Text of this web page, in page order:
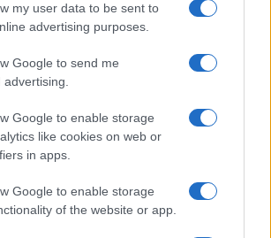
my user data to be sent to
advertising purposes.
Google to send me
Google to enable storage
like cookies on web or
in apps.
Google to enable storage
of the website or app.